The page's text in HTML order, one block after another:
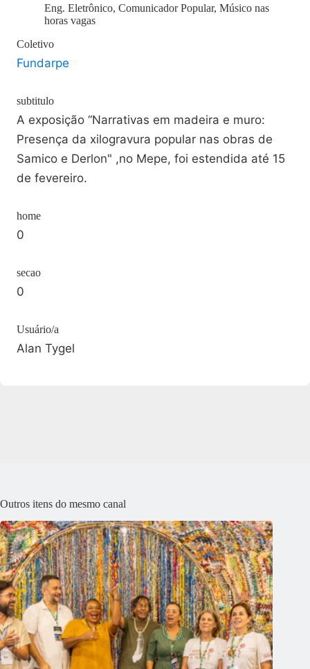
Eng. Eletrônico, Comunicador Popular, Músico nas
horas vagas
Coletivo
Fundarpe
subtitulo
A exposição “Narrativas em madeira e muro:
Presença da xilogravura popular nas obras de
Samico e Derlon" ,no Mepe, foi estendida até 15
de fevereiro.
home
0
secao
0
Usuário/a
Alan Tygel
Outros itens do mesmo canal